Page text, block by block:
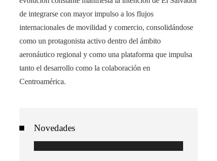
de integrarse con mayor impulso a los flujos
internacionales de movilidad y comercio, consolidándose
como un protagonista activo dentro del ámbito
aeronáutico regional y como una plataforma que impulsa
tanto el desarrollo como la colaboración en
Centroamérica.
Novedades